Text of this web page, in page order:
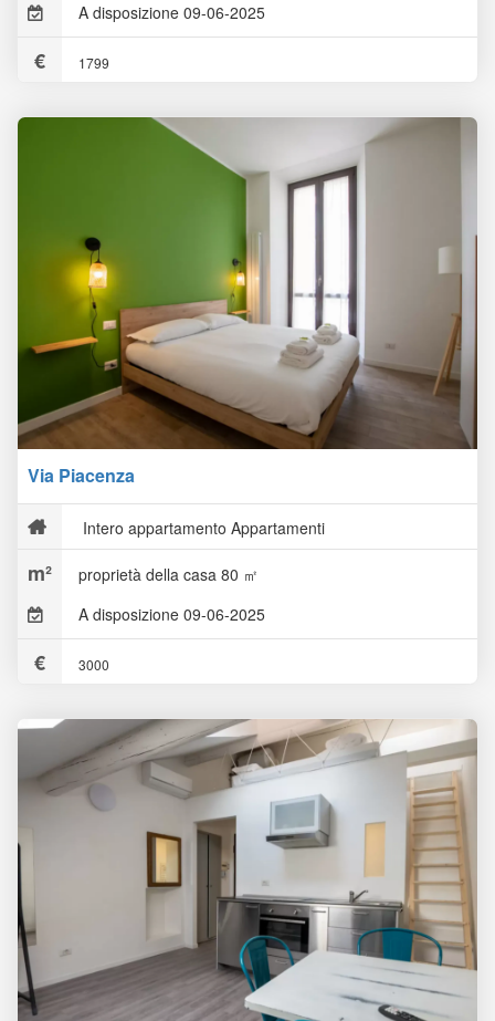
A disposizione 09-06-2025
1799
Via Piacenza
Intero appartamento Appartamenti
proprietà della casa 80 ㎡
A disposizione 09-06-2025
3000